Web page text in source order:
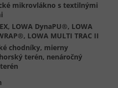
mikrovlákno s textilnými
LOWA DynaPU®, LOWA
LOWA MULTI TRAC II
chodníky, mierny
terén, nenáročný